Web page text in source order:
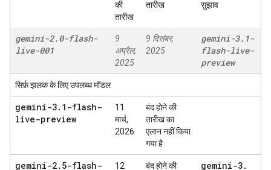
की
तारीख
तारीख
सुझाव
gemini-2.0-flash-
live-001
9
अप्रैल,
2025
9 दिसंबर,
2025
gemini-3. 1-
flash-live-
preview
सिर्फ़ झलक के लिए उपलब्ध मॉडल
gemini-3. 1-flash-
live-preview
11
मार्च,
2026
बंद होने की
तारीख का
एलान नहीं किया
गया है
gemini-2. 5-flash-
12
बंद होने की
gemini-3.